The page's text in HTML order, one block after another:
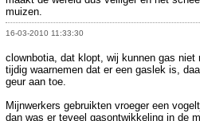
muizen.
16-03-2010 11:33:30
clownbotia, dat klopt, wij kunnen gas niet
tijdig waarnemen dat er een gaslek is,
geur aan toe.
Mijnwerkers gebruikten vroeger een
dan was er teveel gasontwikkeling in de